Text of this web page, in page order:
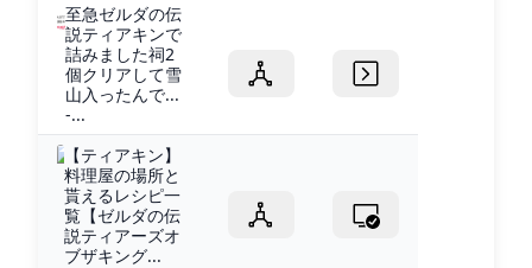
至急ゼルダの伝
説ティアキンで
詰みました祠2
個クリアして雪
山入ったんで...
-...
【ティアキン】
料理屋の場所と
貰えるレシピ一
覧【ゼルダの伝
説ティアーズオ
ブザキング...